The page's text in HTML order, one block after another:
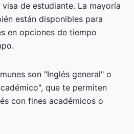
de estudiante. La mayoría
están disponibles para
en opciones de tiempo
son "Inglés general" o
que te permiten
con fines académicos o